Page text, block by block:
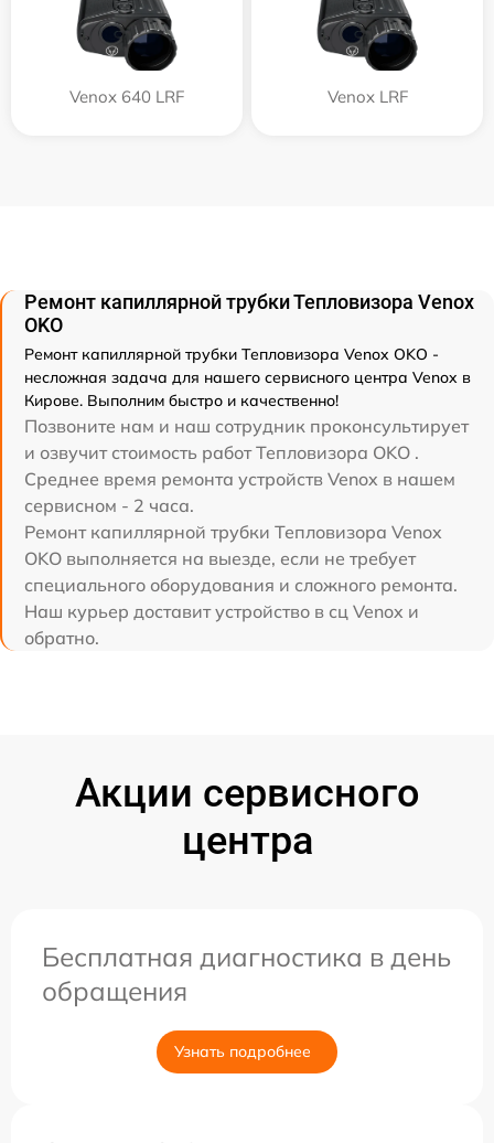
Venox 640 LRF Venox LRF
Ремонт капиллярной трубки Тепловизора Venox
OKO
Ремонт капиллярной трубки Тепловизора Venox OKO -
несложная задача для нашего сервисного центра Venox в
Кирове. Выполним быстро и качественно!
Позвоните нам и наш сотрудник проконсультирует
и озвучит стоимость работ Тепловизора OKO .
Среднее время ремонта устройств Venox в нашем
сервисном - 2 часа.
Ремонт капиллярной трубки Тепловизора Venox
OKO выполняется на выезде, если не требует
специального оборудования и сложного ремонта.
Наш курьер доставит устройство в сц Venox и
обратно.
Акции сервисного
центра
Бесплатная диагностика в день
обращения
Узнать подробнее